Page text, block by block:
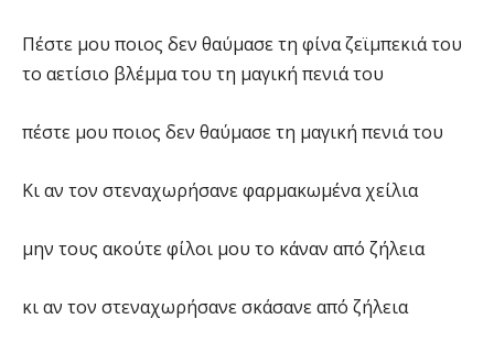
Πέστε μου ποιος δεν θαύμασε τη φίνα ζεϊμπεκιά του
το αετίσιο βλέμμα του τη μαγική πενιά του
πέστε μου ποιος δεν θαύμασε τη μαγική πενιά του
Κι αν τον στεναχωρήσανε φαρμακωμένα χείλια
μην τους ακούτε φίλοι μου το κάναν από ζήλεια
κι αν τον στεναχωρήσανε σκάσανε από ζήλεια